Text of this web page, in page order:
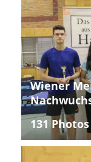
Wiener
131 Photos